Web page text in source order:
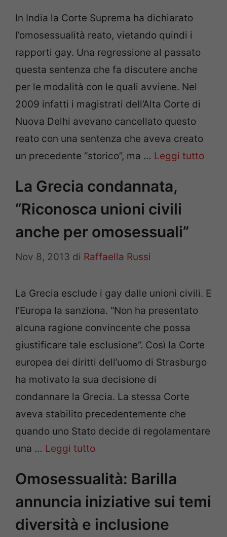
In India la Corte Suprema ha dichiarato
l’omosessualità reato, vietando quindi i
rapporti gay. Una regressione al passato
questa sentenza che fa discutere anche
per le modalità con le quali avviene. Nel
2009 infatti i magistrati dell’Alta Corte di
Nuova Delhi avevano cancellato questo
reato con una sentenza che aveva creato
un precedente “storico”, ma … Leggi tutto
La Grecia condannata,
“Riconosca unioni civili
anche per omosessuali”
Nov 8, 2013 di Raffaella Russi
La Grecia esclude i gay dalle unioni civili. E
l’Europa la sanziona. “Non ha presentato
alcuna ragione convincente che possa
giustificare tale esclusione“. Così la Corte
europea dei diritti dell’uomo di Strasburgo
ha motivato la sua decisione di
condannare la Grecia. La stessa Corte
aveva stabilito precedentemente che
quando uno Stato decide di regolamentare
una … Leggi tutto
Omosessualità: Barilla
annuncia iniziative sui temi
diversità e inclusione